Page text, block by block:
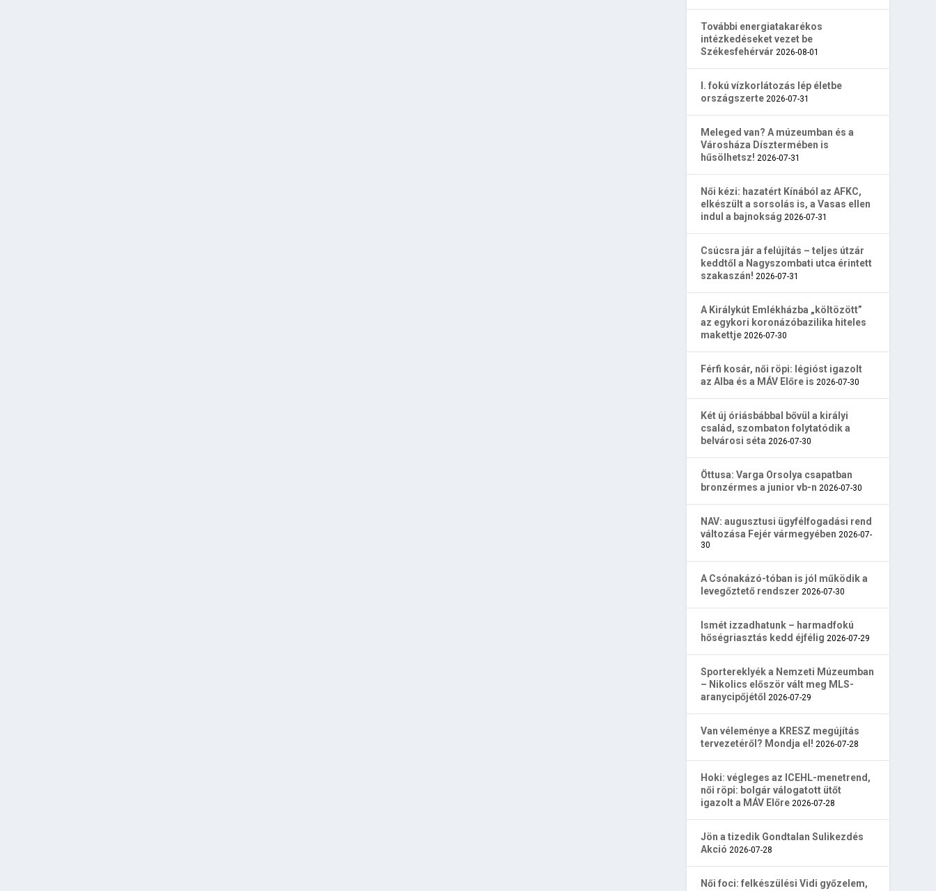
További energiatakarékos
intézkedéseket vezet be
Székesfehérvár 2026-08-01
I. fokú vízkorlátozás lép életbe
országszerte 2026-07-31
Meleged van? A múzeumban és a
Városháza Dísztermében is
hűsölhetsz! 2026-07-31
Női kézi: hazatért Kínából az AFKC,
elkészült a sorsolás is, a Vasas ellen
indul a bajnokság 2026-07-31
Csúcsra jár a felújítás – teljes útzár
keddtől a Nagyszombati utca érintett
szakaszán! 2026-07-31
A Királykút Emlékházba „költözött”
az egykori koronázóbazilika hiteles
makettje 2026-07-30
Férfi kosár, női röpi: légióst igazolt
az Alba és a MÁV Előre is 2026-07-30
Két új óriásbábbal bővül a királyi
család, szombaton folytatódik a
belvárosi séta 2026-07-30
Öttusa: Varga Orsolya csapatban
bronzérmes a junior vb-n 2026-07-30
NAV: augusztusi ügyfélfogadási rend
változása Fejér vármegyében 2026-07-
30
A Csónakázó-tóban is jól működik a
levegőztető rendszer 2026-07-30
Ismét izzadhatunk – harmadfokú
hőségriasztás kedd éjfélig 2026-07-29
Sportereklyék a Nemzeti Múzeumban
– Nikolics először vált meg MLS-
aranycipőjétől 2026-07-29
Van véleménye a KRESZ megújítás
tervezetéről? Mondja el! 2026-07-28
Hoki: végleges az ICEHL-menetrend,
női röpi: bolgár válogatott ütőt
igazolt a MÁV Előre 2026-07-28
Jön a tizedik Gondtalan Sulikezdés
Akció 2026-07-28
Női foci: felkészülési Vidi győzelem,